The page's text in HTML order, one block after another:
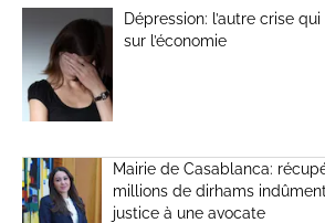
Dépression: l’autre crise
sur l’économie
Mairie de Casablanca:
millions de dirhams
justice à une avocate